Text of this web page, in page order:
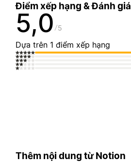
Điểm xếp hạng & Đánh giá
5,0 5
Dựa trên 1 điểm xếp hạng
Thêm nội dung từ Notion